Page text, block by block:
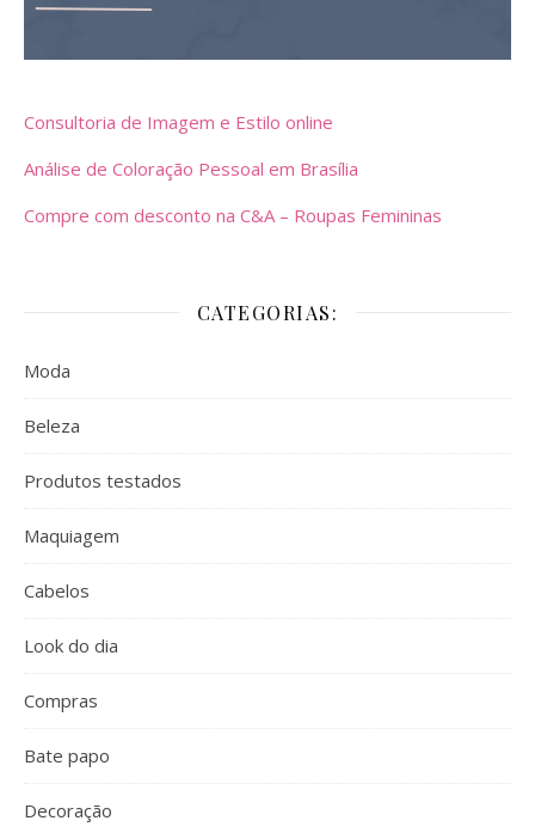
Consultoria de Imagem e Estilo online
Análise de Coloração Pessoal em Brasília
Compre com desconto na C&A – Roupas Femininas
CATEGORIAS:
Moda
Beleza
Produtos testados
Maquiagem
Cabelos
Look do dia
Compras
Bate papo
Decoração